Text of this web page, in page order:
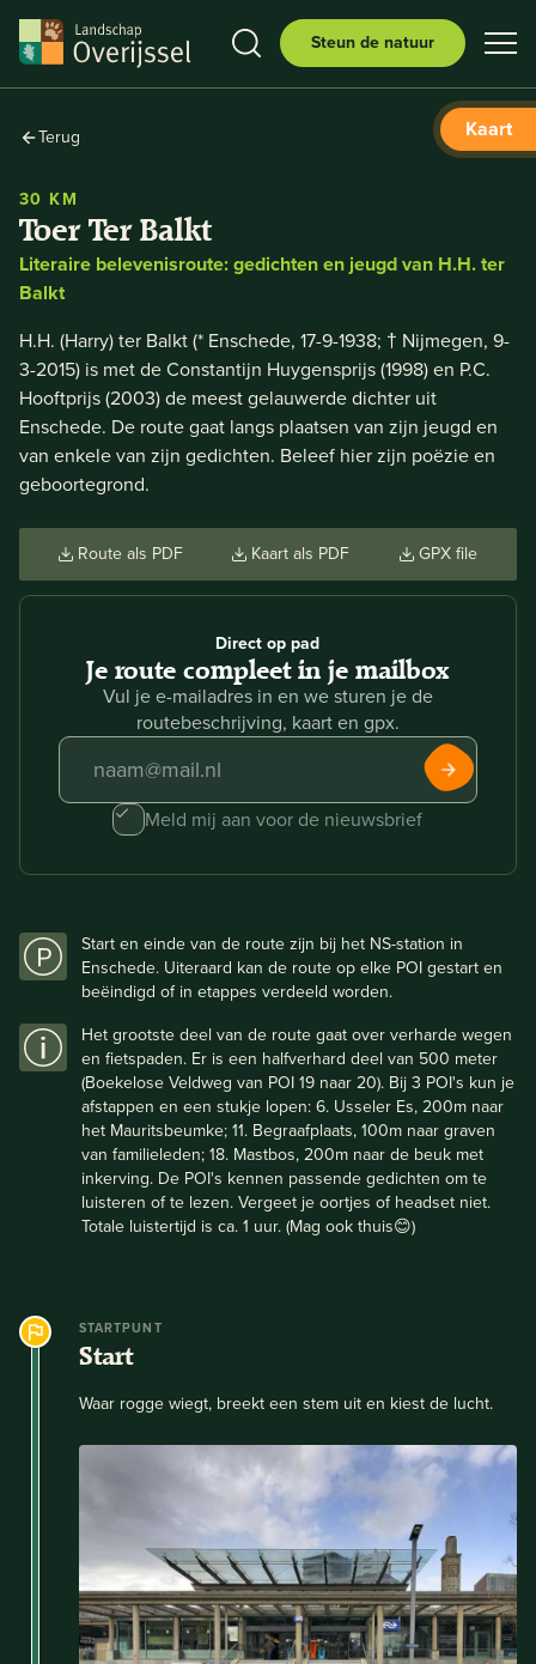
Steun de natuur
Kaart
Terug
30 KM
Toer Ter Balkt
Literaire belevenisroute: gedichten en jeugd van H.H. ter
Balkt
H.H. (Harry) ter Balkt (* Enschede, 17-9-1938; † Nijmegen, 9-
3-2015) is met de Constantijn Huygensprijs (1998) en P.C.
Hooftprijs (2003) de meest gelauwerde dichter uit
Enschede. De route gaat langs plaatsen van zijn jeugd en
van enkele van zijn gedichten. Beleef hier zijn poëzie en
geboortegrond.
Route als PDF Kaart als PDF GPX file
Direct op pad
Je route compleet in je mailbox
Vul je e-mailadres in en we sturen je de
routebeschrijving, kaart en gpx.
Meld mij aan voor de nieuwsbrief
Start en einde van de route zijn bij het NS-station in
Enschede. Uiteraard kan de route op elke POI gestart en
beëindigd of in etappes verdeeld worden.
Het grootste deel van de route gaat over verharde wegen
en fietspaden. Er is een halfverhard deel van 500 meter
(Boekelose Veldweg van POI 19 naar 20). Bij 3 POI's kun je
afstappen en een stukje lopen: 6. Usseler Es, 200m naar
het Mauritsbeumke; 11. Begraafplaats, 100m naar graven
van familieleden; 18. Mastbos, 200m naar de beuk met
inkerving. De POI's kennen passende gedichten om te
luisteren of te lezen. Vergeet je oortjes of headset niet.
Totale luistertijd is ca. 1 uur. (Mag ook thuis😊)
STARTPUNT
Start
Waar rogge wiegt, breekt een stem uit en kiest de lucht.